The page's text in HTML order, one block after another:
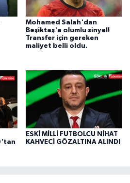
Mohamed Salah'dan
Beşiktaş'a olumlu sinyal!
Transfer için gereken
maliyet belli oldu.
ESKİ MİLLİ FUTBOLCU NİHAT
KAHVECİ GÖZALTINA ALINDI